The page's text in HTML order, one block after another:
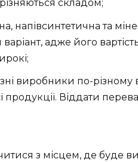
складом;
напівсинтетична та
адже його
виробники по-різному
продукції. Віддати
з місцем, де буде